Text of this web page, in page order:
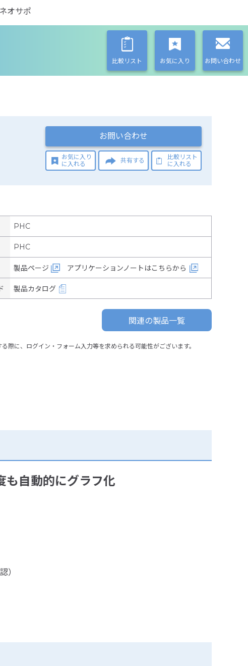
ネオサポ
比較リスト お気に入り お問い合わせ
お問い合わせ
お気に入り
に入れる
共有する
比較リスト
に入れる
PHC
PHC
製品ページ アプリケーションノートはこちらから
製品カタログ
関連の製品一覧
際に、ログイン・フォーム入力等を求められる可能性がございます。
も自動的にグラフ化
）